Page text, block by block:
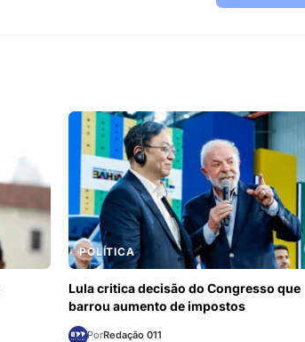
POLÍTICA
Lula critica decisão do Congresso que
barrou aumento de impostos
PorRedação 011